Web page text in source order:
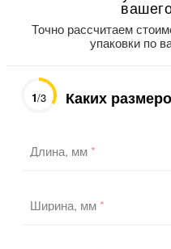
Точно рассчитаем
упаковки по
1/3 Каких
Длина, мм*
Ширина, мм*